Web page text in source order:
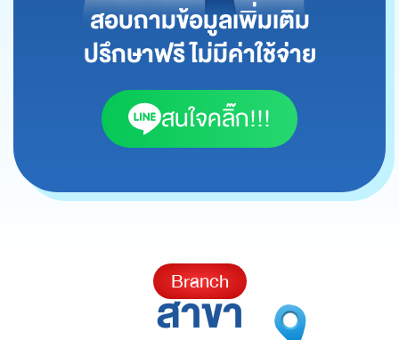
สอบถามข้อมูลเพิ่มเติม
ปรึกษาฟรี ไม่มีค่าใช้จ่าย
สนใจคลิ๊ก!!!
Branch
สาขา